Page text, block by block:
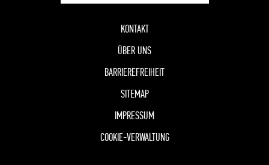
KONTAKT
ÜBER UNS
BARRIEREFREIHEIT
SITEMAP
IMPRESSUM
COOKIE-VERWALTUNG